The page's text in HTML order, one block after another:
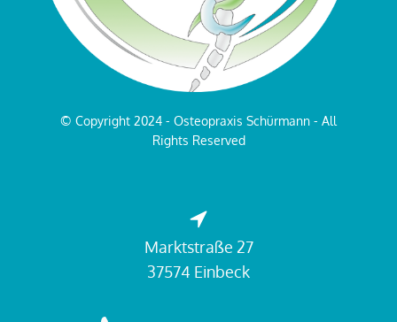
© Copyright 2024 - Osteopraxis Schürmann - All
Rights Reserved
Marktstraße 27
37574 Einbeck